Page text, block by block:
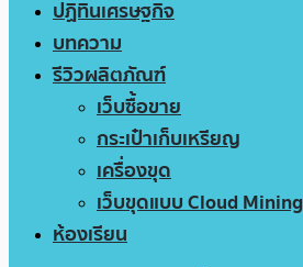
ปฏิทินเศรษฐกิจ
บทความ
รีวิวผลิตภัณฑ์
เว็บซื้อขาย
กระเป๋าเก็บเหรียญ
เครื่องขุด
เว็บขุดแบบ Cloud Mining
ห้องเรียน